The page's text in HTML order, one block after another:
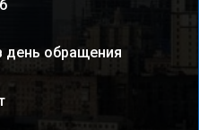
день обращения